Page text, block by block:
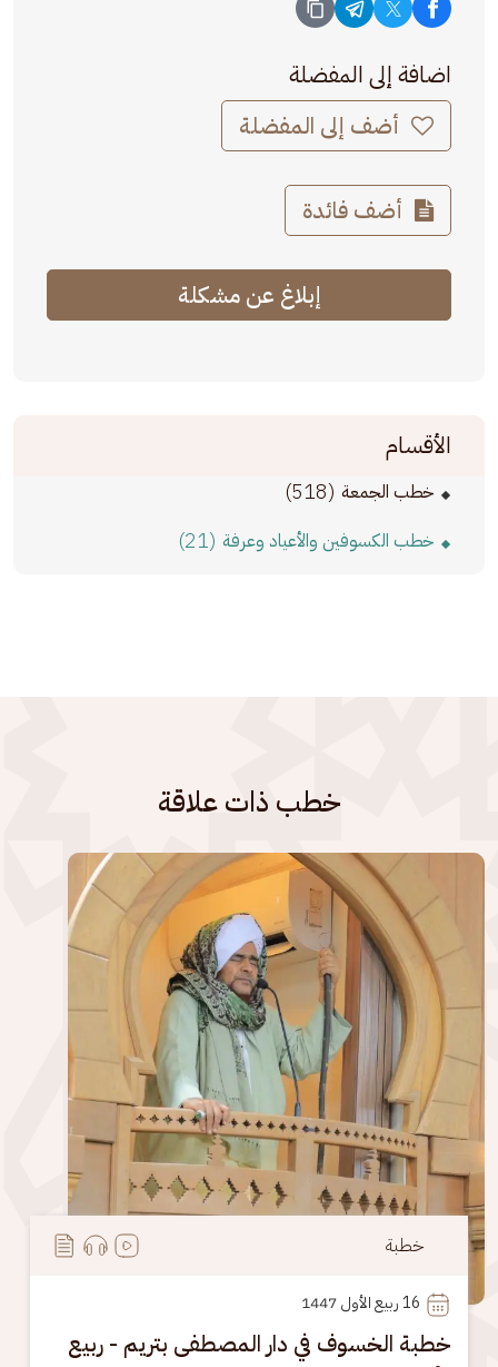
اضافة إلى المفضلة
أضف إلى المفضلة
أضف فائدة
إبلاغ عن مشكلة
الأقسام
خطب الجمعة (518)
خطب الكسوفين والأعياد وعرفة (21)
خطب ذات علاقة
الصورة
خطبة
16
خطبة الخسوف في دار المصطفى بتريم - ربيع